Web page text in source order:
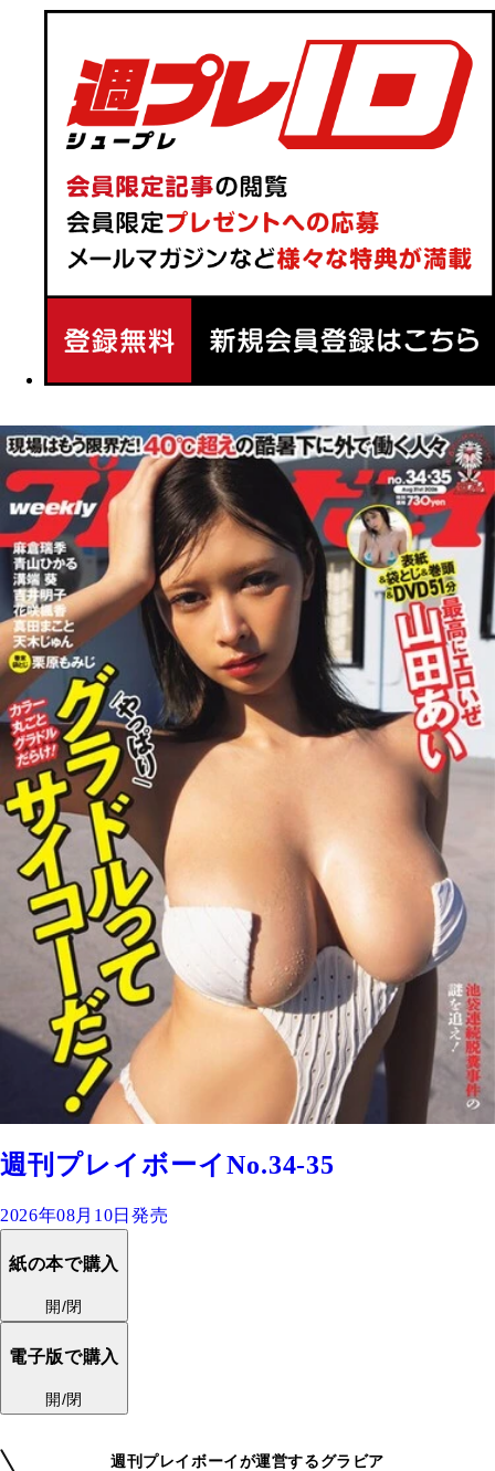
週刊プレイボーイNo.34-35
2026年08月10日発売
紙の本で購入
開/閉
電子版で購入
開/閉
週刊プレイボーイが運営するグラビア